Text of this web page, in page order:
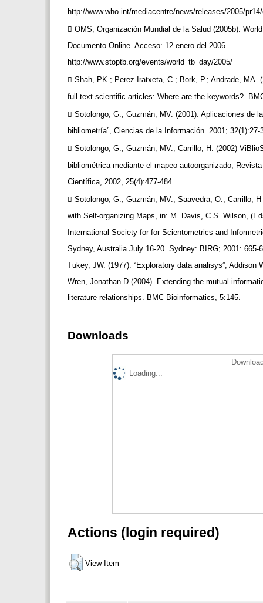
http://www.who.int/mediacentre/news/releases/2005/
 OMS, Organización Mundial de la Salud (2005b).
Documento Online. Acceso: 12 enero del 2006.
http://www.stoptb.org/events/world_tb_day/2005/
 Shah, PK.; Perez-Iratxeta, C.; Bork, P.; Andrade, MA.
full text scientific articles: Where are the keywords?.
 Sotolongo, G., Guzmán, MV. (2001). Aplicaciones de
bibliometría”, Ciencias de la Información. 2001;
 Sotolongo, G., Guzmán, MV., Carrillo, H. (2002)
bibliométrica mediante el mapeo autoorganizado,
Científica, 2002, 25(4):477-484.
 Sotolongo, G., Guzmán, MV., Saavedra, O.; Carrillo,
with Self-organizing Maps, in: M. Davis, C.S. Wilson,
International Society for for Scientometrics and
Sydney, Australia July 16-20. Sydney: BIRG; 2001: 665-
Tukey, JW. (1977). “Exploratory data analisys”, Addison
Wren, Jonathan D (2004). Extending the mutual
literature relationships. BMC Bioinformatics, 5:145.
Downloads
Loading...
Actions (login required)
View Item